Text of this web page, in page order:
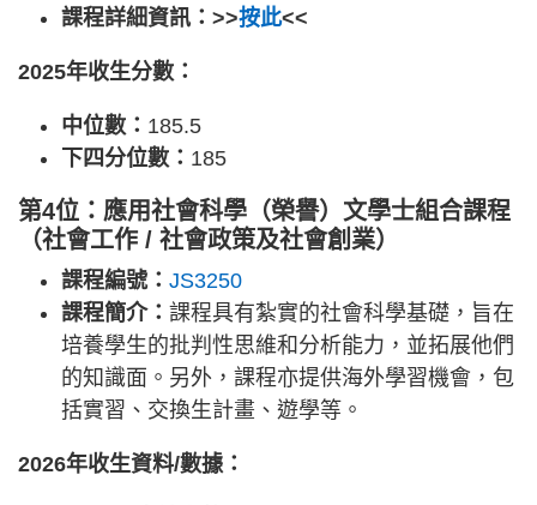
課程詳細資訊：>>按此<<
2025年收生分數：
中位數： 185.5
下四分位數： 185
第4位：應用社會科學（榮譽）文學士組合課程
（社會工作 / 社會政策及社會創業）
課程編號： JS3250
課程簡介： 課程具有紮實的社會科學基礎，旨在
培養學生的批判性思維和分析能力，並拓展他們
的知識面。另外，課程亦提供海外學習機會，包
括實習、交換生計畫、遊學等。
2026年收生資料/數據：